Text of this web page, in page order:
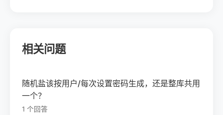
相关问题
随机盐该按用户/每次设置密码生成，还是整库共用
一个？
1 个回答